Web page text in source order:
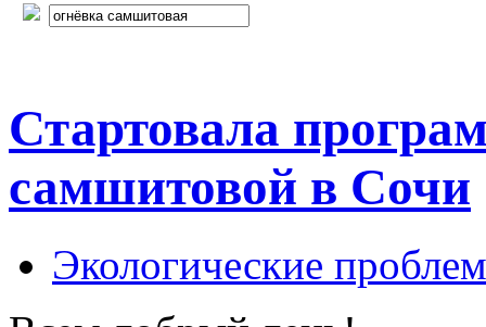
Стартовала
самшитовой в Сочи
Экологические